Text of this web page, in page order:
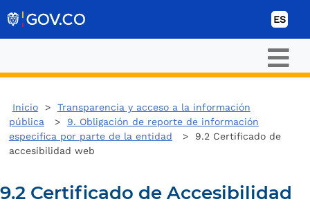
ES
Inicio> Transparencia y acceso a la información
pública > 9. Obligación de reporte de información
especifica por parte de la entidad > 9.2 Certificado de
accesibilidad web
9.2 Certificado de Accesibilidad